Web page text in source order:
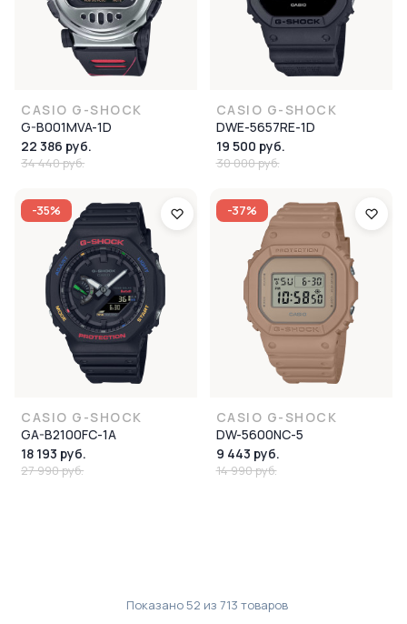
CASIO G-SHOCK
G-B001MVA-1D
22 386 руб.
34 440 руб.
CASIO G-SHOCK
DWE-5657RE-1D
19 500 руб.
30 000 руб.
-35%
CASIO G-SHOCK
GA-B2100FC-1A
18 193 руб.
27 990 руб.
-37%
CASIO G-SHOCK
DW-5600NC-5
9 443 руб.
14 990 руб.
Показано 52 из713 товаров